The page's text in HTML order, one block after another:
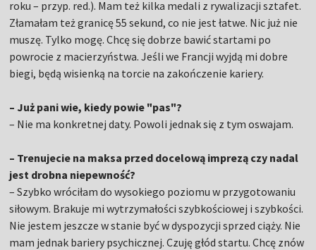
roku – przyp. red.). Mam też kilka medali z rywalizacji sztafet.
Złamałam też granicę 55 sekund, co nie jest łatwe. Nic już nie
muszę. Tylko mogę. Chcę się dobrze bawić startami po
powrocie z macierzyństwa. Jeśli we Francji wyjdą mi dobre
biegi, będą wisienką na torcie na zakończenie kariery.
– Już pani wie, kiedy powie "pas"?
– Nie ma konkretnej daty. Powoli jednak się z tym oswajam.
– Trenujecie na maksa przed docelową imprezą czy nadal
jest drobna niepewność?
– Szybko wróciłam do wysokiego poziomu w przygotowaniu
siłowym. Brakuje mi wytrzymałości szybkościowej i szybkości.
Nie jestem jeszcze w stanie być w dyspozycji sprzed ciąży. Nie
mam jednak bariery psychicznej. Czuję głód startu. Chcę znów